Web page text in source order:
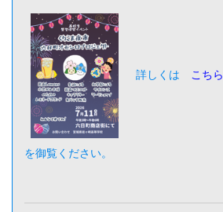
詳しくは こちら
を御覧ください。